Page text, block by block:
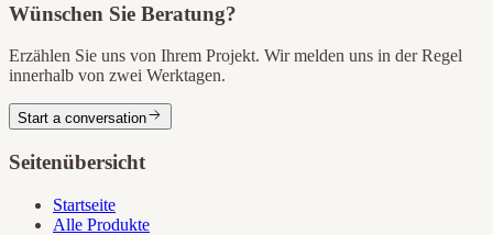
Wünschen Sie Beratung?
Erzählen Sie uns von Ihrem Projekt. Wir melden uns in der Regel
innerhalb von zwei Werktagen.
Start a conversation
Seitenübersicht
Startseite
Alle Produkte